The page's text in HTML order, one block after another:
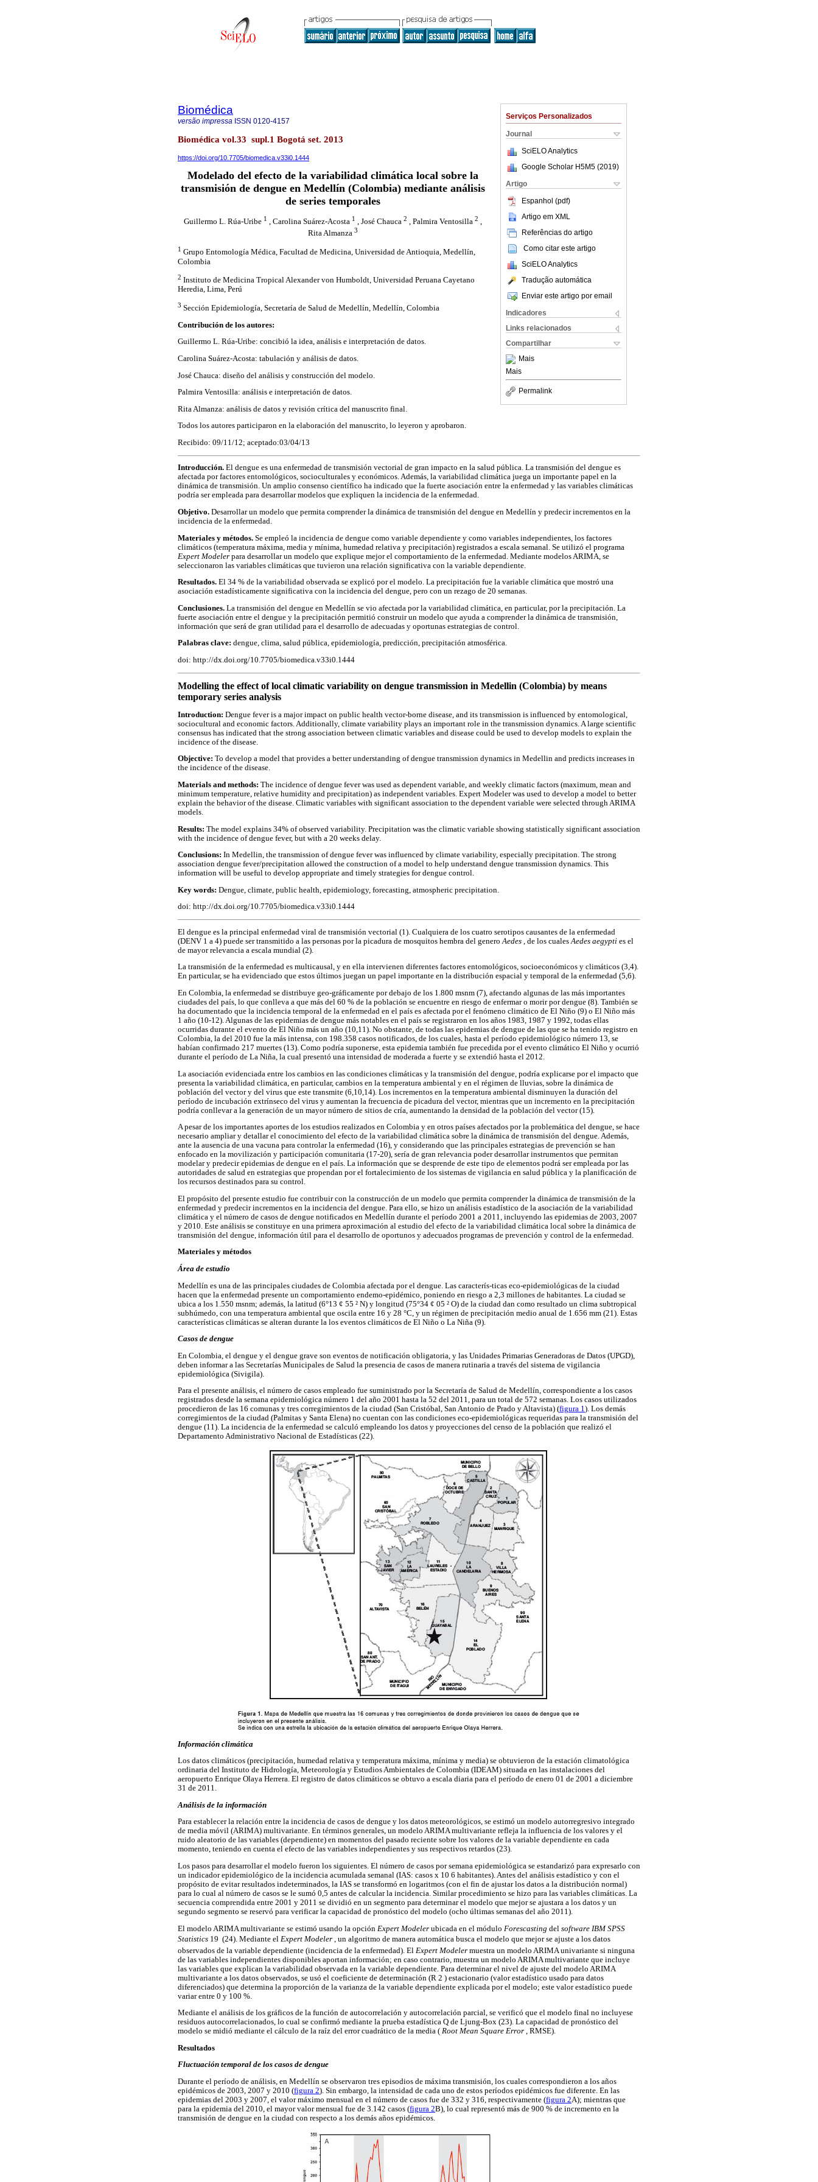
Serviços Personalizados
Journal
SciELO Analytics
Google Scholar H5M5 (2019)
Artigo
Espanhol (pdf)
Artigo em XML
Referências do artigo
Como citar este artigo
SciELO Analytics
Tradução automática
Enviar este artigo por email
Indicadores
Links relacionados
Compartilhar
Mais
Mais
Permalink
Biomédica
versão impressa ISSN 0120-4157
Biomédica vol.33 supl.1 Bogotá set. 2013
https://doi.org/10.7705/biomedica.v33i0.1444
Modelado del efecto de la variabilidad climática local sobre la
transmisión de dengue en Medellín (Colombia) mediante análisis
de series temporales
Guillermo L. Rúa-Uribe 1 , Carolina Suárez-Acosta 1 , José Chauca 2 , Palmira Ventosilla 2 ,
Rita Almanza 3
1 Grupo Entomología Médica, Facultad de Medicina, Universidad de Antioquia, Medellín,
Colombia
2 Instituto de Medicina Tropical Alexander von Humboldt, Universidad Peruana Cayetano
Heredia, Lima, Perú
3 Sección Epidemiología, Secretaría de Salud de Medellín, Medellín, Colombia
Contribución de los autores:
Guillermo L. Rúa-Uribe: concibió la idea, análisis e interpretación de datos.
Carolina Suárez-Acosta: tabulación y análisis de datos.
José Chauca: diseño del análisis y construcción del modelo.
Palmira Ventosilla: análisis e interpretación de datos.
Rita Almanza: análisis de datos y revisión crítica del manuscrito final.
Todos los autores participaron en la elaboración del manuscrito, lo leyeron y aprobaron.
Recibido: 09/11/12; aceptado:03/04/13
Introducción. El dengue es una enfermedad de transmisión vectorial de gran impacto en la salud pública. La transmisión del dengue es
afectada por factores entomológicos, socioculturales y económicos. Además, la variabilidad climática juega un importante papel en la
dinámica de transmisión. Un amplio consenso científico ha indicado que la fuerte asociación entre la enfermedad y las variables climáticas
podría ser empleada para desarrollar modelos que expliquen la incidencia de la enfermedad.
Objetivo. Desarrollar un modelo que permita comprender la dinámica de transmisión del dengue en Medellín y predecir incrementos en la
incidencia de la enfermedad.
Materiales y métodos. Se empleó la incidencia de dengue como variable dependiente y como variables independientes, los factores
climáticos (temperatura máxima, media y mínima, humedad relativa y precipitación) registrados a escala semanal. Se utilizó el programa
Expert Modeler para desarrollar un modelo que explique mejor el comportamiento de la enfermedad. Mediante modelos ARIMA, se
seleccionaron las variables climáticas que tuvieron una relación significativa con la variable dependiente.
Resultados. El 34 % de la variabilidad observada se explicó por el modelo. La precipitación fue la variable climática que mostró una
asociación estadísticamente significativa con la incidencia del dengue, pero con un rezago de 20 semanas.
Conclusiones. La transmisión del dengue en Medellín se vio afectada por la variabilidad climática, en particular, por la precipitación. La
fuerte asociación entre el dengue y la precipitación permitió construir un modelo que ayuda a comprender la dinámica de transmisión,
información que será de gran utilidad para el desarrollo de adecuadas y oportunas estrategias de control.
Palabras clave: dengue, clima, salud pública, epidemiología, predicción, precipitación atmosférica.
doi: http://dx.doi.org/10.7705/biomedica.v33i0.1444
Modelling the effect of local climatic variability on dengue transmission in Medellin (Colombia) by means
temporary series analysis
Introduction: Dengue fever is a major impact on public health vector-borne disease, and its transmission is influenced by entomological,
sociocultural and economic factors. Additionally, climate variability plays an important role in the transmission dynamics. A large scientific
consensus has indicated that the strong association between climatic variables and disease could be used to develop models to explain the
incidence of the disease.
Objective: To develop a model that provides a better understanding of dengue transmission dynamics in Medellin and predicts increases in
the incidence of the disease.
Materials and methods: The incidence of dengue fever was used as dependent variable, and weekly climatic factors (maximum, mean and
minimum temperature, relative humidity and precipitation) as independent variables. Expert Modeler was used to develop a model to better
explain the behavior of the disease. Climatic variables with significant association to the dependent variable were selected through ARIMA
models.
Results: The model explains 34% of observed variability. Precipitation was the climatic variable showing statistically significant association
with the incidence of dengue fever, but with a 20 weeks delay.
Conclusions: In Medellin, the transmission of dengue fever was influenced by climate variability, especially precipitation. The strong
association dengue fever/precipitation allowed the construction of a model to help understand dengue transmission dynamics. This
information will be useful to develop appropriate and timely strategies for dengue control.
Key words: Dengue, climate, public health, epidemiology, forecasting, atmospheric precipitation.
doi: http://dx.doi.org/10.7705/biomedica.v33i0.1444
El dengue es la principal enfermedad viral de transmisión vectorial (1). Cualquiera de los cuatro serotipos causantes de la enfermedad
(DENV 1 a 4) puede ser transmitido a las personas por la picadura de mosquitos hembra del genero Aedes , de los cuales Aedes aegypti es el
de mayor relevancia a escala mundial (2).
La transmisión de la enfermedad es multicausal, y en ella intervienen diferentes factores entomológicos, socioeconómicos y climáticos (3,4).
En particular, se ha evidenciado que estos últimos juegan un papel importante en la distribución espacial y temporal de la enfermedad (5,6).
En Colombia, la enfermedad se distribuye geo-gráficamente por debajo de los 1.800 msnm (7), afectando algunas de las más importantes
ciudades del país, lo que conlleva a que más del 60 % de la población se encuentre en riesgo de enfermar o morir por dengue (8). También se
ha documentado que la incidencia temporal de la enfermedad en el país es afectada por el fenómeno climático de El Niño (9) o El Niño más
1 año (10-12). Algunas de las epidemias de dengue más notables en el país se registraron en los años 1983, 1987 y 1992, todas ellas
ocurridas durante el evento de El Niño más un año (10,11). No obstante, de todas las epidemias de dengue de las que se ha tenido registro en
Colombia, la del 2010 fue la más intensa, con 198.358 casos notificados, de los cuales, hasta el período epidemiológico número 13, se
habían confirmado 217 muertes (13). Como podría suponerse, esta epidemia también fue precedida por el evento climático El Niño y ocurrió
durante el período de La Niña, la cual presentó una intensidad de moderada a fuerte y se extendió hasta el 2012.
La asociación evidenciada entre los cambios en las condiciones climáticas y la transmisión del dengue, podría explicarse por el impacto que
presenta la variabilidad climática, en particular, cambios en la temperatura ambiental y en el régimen de lluvias, sobre la dinámica de
población del vector y del virus que este transmite (6,10,14). Los incrementos en la temperatura ambiental disminuyen la duración del
período de incubación extrínseco del virus y aumentan la frecuencia de picadura del vector, mientras que un incremento en la precipitación
podría conllevar a la generación de un mayor número de sitios de cría, aumentando la densidad de la población del vector (15).
A pesar de los importantes aportes de los estudios realizados en Colombia y en otros países afectados por la problemática del dengue, se hace
necesario ampliar y detallar el conocimiento del efecto de la variabilidad climática sobre la dinámica de transmisión del dengue. Además,
ante la ausencia de una vacuna para controlar la enfermedad (16), y considerando que las principales estrategias de prevención se han
enfocado en la movilización y participación comunitaria (17-20), sería de gran relevancia poder desarrollar instrumentos que permitan
modelar y predecir epidemias de dengue en el país. La información que se desprende de este tipo de elementos podrá ser empleada por las
autoridades de salud en estrategias que propendan por el fortalecimiento de los sistemas de vigilancia en salud pública y la planificación de
los recursos destinados para su control.
El propósito del presente estudio fue contribuir con la construcción de un modelo que permita comprender la dinámica de transmisión de la
enfermedad y predecir incrementos en la incidencia del dengue. Para ello, se hizo un análisis estadístico de la asociación de la variabilidad
climática y el número de casos de dengue notificados en Medellín durante el período 2001 a 2011, incluyendo las epidemias de 2003, 2007
y 2010. Este análisis se constituye en una primera aproximación al estudio del efecto de la variabilidad climática local sobre la dinámica de
transmisión del dengue, información útil para el desarrollo de oportunos y adecuados programas de prevención y control de la enfermedad.
Materiales y métodos
Área de estudio
Medellín es una de las principales ciudades de Colombia afectada por el dengue. Las caracterís-ticas eco-epidemiológicas de la ciudad
hacen que la enfermedad presente un comportamiento endemo-epidémico, poniendo en riesgo a 2,3 millones de habitantes. La ciudad se
ubica a los 1.550 msnm; además, la latitud (6°13 ¢ 55 ² N) y longitud (75°34 ¢ 05 ² O) de la ciudad dan como resultado un clima subtropical
subhúmedo, con una temperatura ambiental que oscila entre 16 y 28 °C, y un régimen de precipitación medio anual de 1.656 mm (21). Estas
características climáticas se alteran durante la los eventos climáticos de El Niño o La Niña (9).
Casos de dengue
En Colombia, el dengue y el dengue grave son eventos de notificación obligatoria, y las Unidades Primarias Generadoras de Datos (UPGD),
deben informar a las Secretarías Municipales de Salud la presencia de casos de manera rutinaria a través del sistema de vigilancia
epidemiológica (Sivigila).
Para el presente análisis, el número de casos empleado fue suministrado por la Secretaría de Salud de Medellín, correspondiente a los casos
registrados desde la semana epidemiológica número 1 del año 2001 hasta la 52 del 2011, para un total de 572 semanas. Los casos utilizados
procedieron de las 16 comunas y tres corregimientos de la ciudad (San Cristóbal, San Antonio de Prado y Altavista) (figura 1). Los demás
corregimientos de la ciudad (Palmitas y Santa Elena) no cuentan con las condiciones eco-epidemiológicas requeridas para la transmisión del
dengue (11). La incidencia de la enfermedad se calculó empleando los datos y proyecciones del censo de la población que realizó el
Departamento Administrativo Nacional de Estadísticas (22).
Información climática
Los datos climáticos (precipitación, humedad relativa y temperatura máxima, mínima y media) se obtuvieron de la estación climatológica
ordinaria del Instituto de Hidrología, Meteorología y Estudios Ambientales de Colombia (IDEAM) situada en las instalaciones del
aeropuerto Enrique Olaya Herrera. El registro de datos climáticos se obtuvo a escala diaria para el período de enero 01 de 2001 a diciembre
31 de 2011.
Análisis de la información
Para establecer la relación entre la incidencia de casos de dengue y los datos meteorológicos, se estimó un modelo autorregresivo integrado
de media móvil (ARIMA) multivariante. En términos generales, un modelo ARIMA multivariante refleja la influencia de los valores y el
ruido aleatorio de las variables (dependiente) en momentos del pasado reciente sobre los valores de la variable dependiente en cada
momento, teniendo en cuenta el efecto de las variables independientes y sus respectivos retardos (23).
Los pasos para desarrollar el modelo fueron los siguientes. El número de casos por semana epidemiológica se estandarizó para expresarlo con
un indicador epidemiológico de la incidencia acumulada semanal (IAS: casos x 10 6 habitantes). Antes del análisis estadístico y con el
propósito de evitar resultados indeterminados, la IAS se transformó en logaritmos (con el fin de ajustar los datos a la distribución normal)
para lo cual al número de casos se le sumó 0,5 antes de calcular la incidencia. Similar procedimiento se hizo para las variables climáticas. La
secuencia comprendida entre 2001 y 2011 se dividió en un segmento para determinar el modelo que mejor se ajustara a los datos y un
segundo segmento se reservó para verificar la capacidad de pronóstico del modelo (ocho últimas semanas del año 2011).
El modelo ARIMA multivariante se estimó usando la opción Expert Modeler ubicada en el módulo Forescasting del software IBM SPSS
Statistics 19  (24). Mediante el Expert Modeler
, un algoritmo de manera automática busca el modelo que mejor se ajuste a los datos
observados de la variable dependiente (incidencia de la enfermedad). El Expert Modeler muestra un modelo ARIMA univariante si ninguna
de las variables independientes disponibles aportan información; en caso contrario, muestra un modelo ARIMA multivariante que incluye
las variables que explican la variabilidad observada en la variable dependiente. Para determinar el nivel de ajuste del modelo ARIMA
multivariante a los datos observados, se usó el coeficiente de determinación (R 2 ) estacionario (valor estadístico usado para datos
diferenciados) que determina la proporción de la varianza de la variable dependiente explicada por el modelo; este valor estadístico puede
variar entre 0 y 100 %.
Mediante el análisis de los gráficos de la función de autocorrelación y autocorrelación parcial, se verificó que el modelo final no incluyese
residuos autocorrelacionados, lo cual se confirmó mediante la prueba estadística Q de Ljung-Box (23). La capacidad de pronóstico del
modelo se midió mediante el cálculo de la raíz del error cuadrático de la media ( Root Mean Square Error , RMSE).
Resultados
Fluctuación temporal de los casos de dengue
Durante el período de análisis, en Medellín se observaron tres episodios de máxima transmisión, los cuales correspondieron a los años
epidémicos de 2003, 2007 y 2010 (figura 2). Sin embargo, la intensidad de cada uno de estos períodos epidémicos fue diferente. En las
epidemias del 2003 y 2007, el valor máximo mensual en el número de casos fue de 332 y 316, respectivamente (figura 2A); mientras que
para la epidemia del 2010, el mayor valor mensual fue de 3.142 casos (figura 2B), lo cual representó más de 900 % de incremento en la
transmisión de dengue en la ciudad con respecto a los demás años epidémicos.